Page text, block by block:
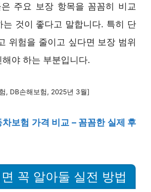
주요 보장 항목을 꼼꼼히 비교
는 것이 좋다고 말합니다. 특히 단
위험을 줄이고 싶다면 보장 범위
야 하는 부분입니다.
, DB손해보험, 2025년 3월]
보험 가격 비교 – 꼼꼼한 실제 후
꼭 알아둘 실전 방법